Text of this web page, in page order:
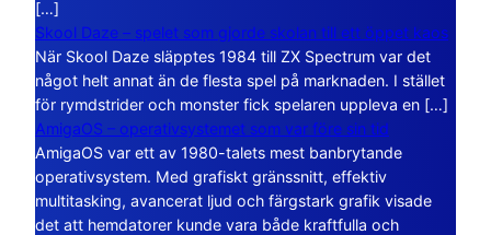
[…]
Skool Daze – spelet som gjorde skolan till ett öppet kaos
När Skool Daze släpptes 1984 till ZX Spectrum var det
något helt annat än de flesta spel på marknaden. I stället
för rymdstrider och monster fick spelaren uppleva en […]
AmigaOS – operativsystemet som var före sin tid
AmigaOS var ett av 1980-talets mest banbrytande
operativsystem. Med grafiskt gränssnitt, effektiv
multitasking, avancerat ljud och färgstark grafik visade
det att hemdatorer kunde vara både kraftfulla och